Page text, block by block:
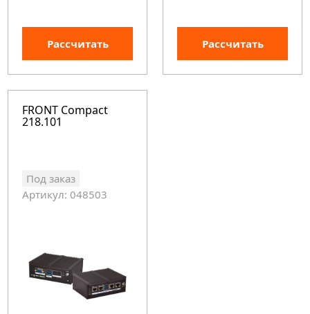
Рассчитать Рассчитать
FRONT Compact
218.101
Под заказ
Артикул: 048503